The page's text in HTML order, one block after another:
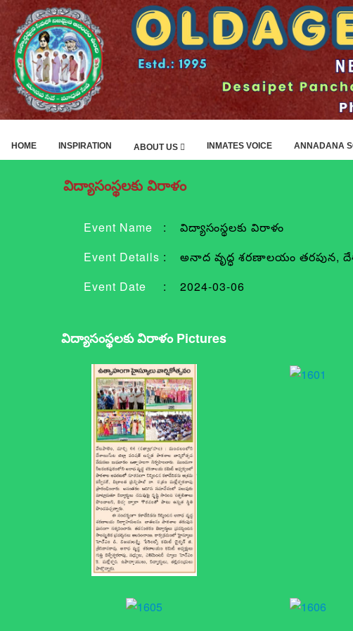
HOME INSPIRATION ABOUT US INMATES VOICE ANNADANA
విద్యాసంస్థలకు విరాళం
Event Name :
విద్యాసంస్థలకు విరాళం
Event Details :
అనాద వృద్ధ శరణాలయం తరపున,
Event Date
: 2024-03-06
విద్యాసంస్థలకు విరాళం Pictures